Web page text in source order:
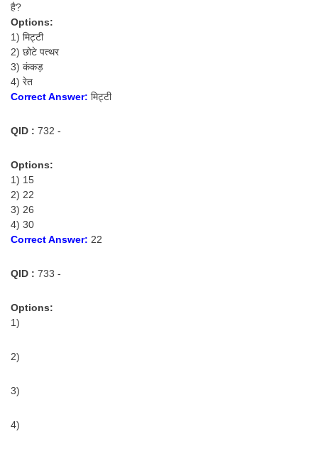
है?
Options:
1) मिट्टी
2) छोटे पत्थर
3) कंकड़
4) रेत
Correct Answer: मिट्टी
QID : 732 -
Options:
1) 15
2) 22
3) 26
4) 30
Correct Answer: 22
QID : 733 -
Options:
1)
2)
3)
4)